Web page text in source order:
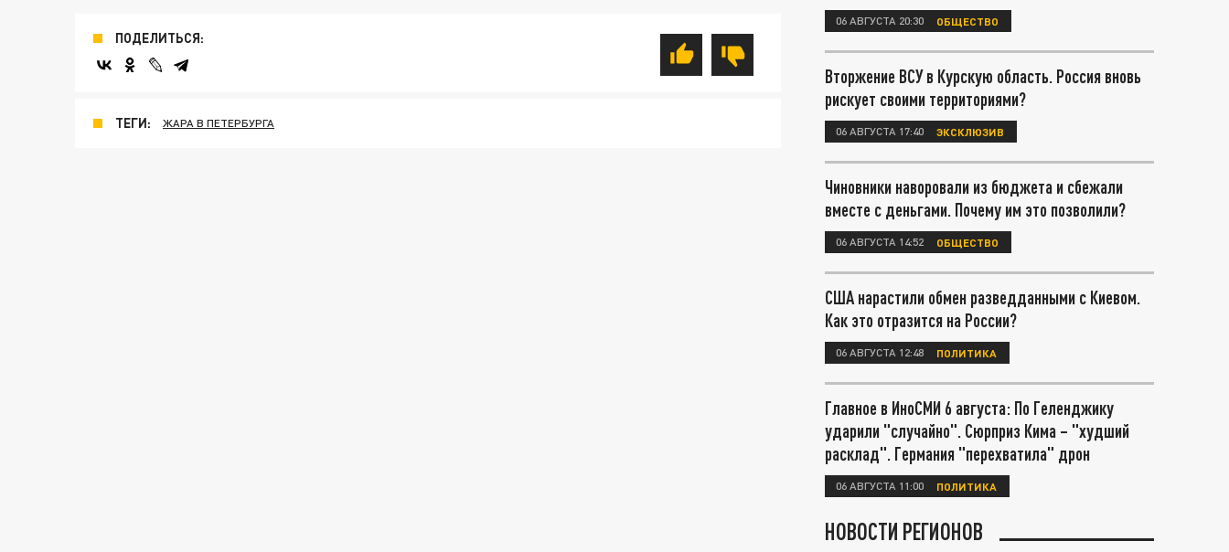
ПОДЕЛИТЬСЯ:
ТЕГИ: ЖАРА В ПЕТЕРБУРГА
06 АВГУСТА 20:30 ОБЩЕСТВО
Вторжение ВСУ в Курскую область. Россия вновь
рискует своими территориями?
06 АВГУСТА 17:40 ЭКСКЛЮЗИВ
Чиновники наворовали из бюджета и сбежали
вместе с деньгами. Почему им это позволили?
06 АВГУСТА 14:52 ОБЩЕСТВО
США нарастили обмен разведданными с Киевом.
Как это отразится на России?
06 АВГУСТА 12:48 ПОЛИТИКА
Главное в ИноСМИ 6 августа: По Геленджику
ударили "случайно". Сюрприз Кима – "худший
расклад". Германия "перехватила" дрон
06 АВГУСТА 11:00 ПОЛИТИКА
НОВОСТИ РЕГИОНОВ